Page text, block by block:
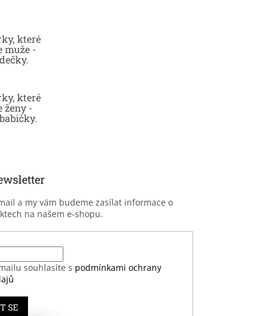
které
muže -
které
ženy -
a my vám budeme zasílat informace o
na našem e-shopu.
souhlasíte s podmínkami ochrany
SE